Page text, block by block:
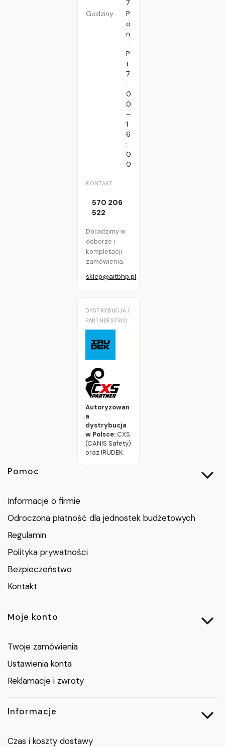
7
Godziny
P
o
n
–
P
t
7
:
0
0
–
1
6
:
0
0
KONTAKT
570 206
522
Doradzimy w
doborze i
kompletacji
zamówienia.
sklep@aitbhp.pl
DYSTRYBUCJA /
PARTNERSTWO
Autoryzowan
a
dystrybucja
w Polsce:CXS
(CANIS Safety)
oraz IRUDEK.
Linki w stopce
Pomoc
Informacje o firmie
Odroczona płatność dla jednostek budżetowych
Regulamin
Polityka prywatności
Bezpieczeństwo
Kontakt
Moje konto
Twoje zamówienia
Ustawienia konta
Reklamacje i zwroty
Informacje
Czas i koszty dostawy